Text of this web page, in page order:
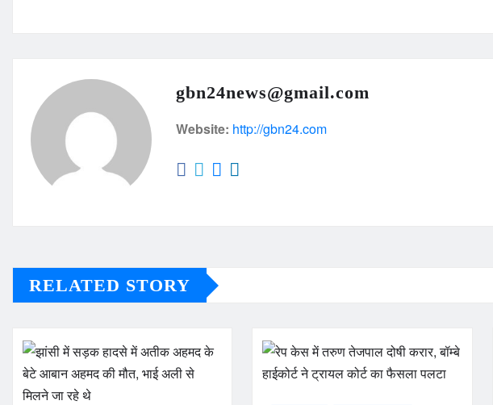
gbn24news@gmail.com
Website: http://gbn24.com
RELATED STORY